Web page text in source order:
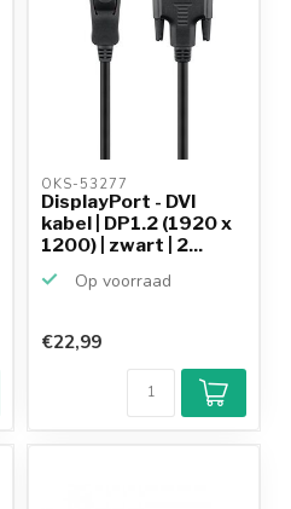
OKS-53277
DisplayPort - DVI
kabel | DP1.2 (1920 x
1200) | zwart | 2...
Op voorraad
Klantenbeoordeling
9,2/10
Achteraf
betalen mogelijk
€22,99